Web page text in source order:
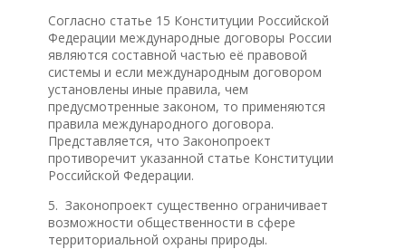
Согласно статье 15 Конституции Российской
Федерации международные договоры России
являются составной частью её правовой
системы и если международным договором
установлены иные правила, чем
предусмотренные законом, то применяются
правила международного договора.
Представляется, что Законопроект
противоречит указанной статье Конституции
Российской Федерации.
5. Законопроект существенно ограничивает
возможности общественности в сфере
территориальной охраны природы.